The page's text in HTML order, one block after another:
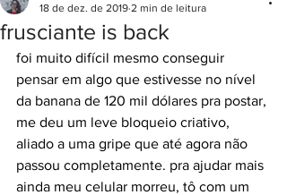
frusciante is back
18 de dez. de 2019 2 min de leitura
foi muito difícil mesmo conseguir
pensar em algo que estivesse no nível
da banana de 120 mil dólares pra postar,
me deu um leve bloqueio criativo,
aliado a uma gripe que até agora não
passou completamente. pra ajudar mais
ainda meu celular morreu, tô com um